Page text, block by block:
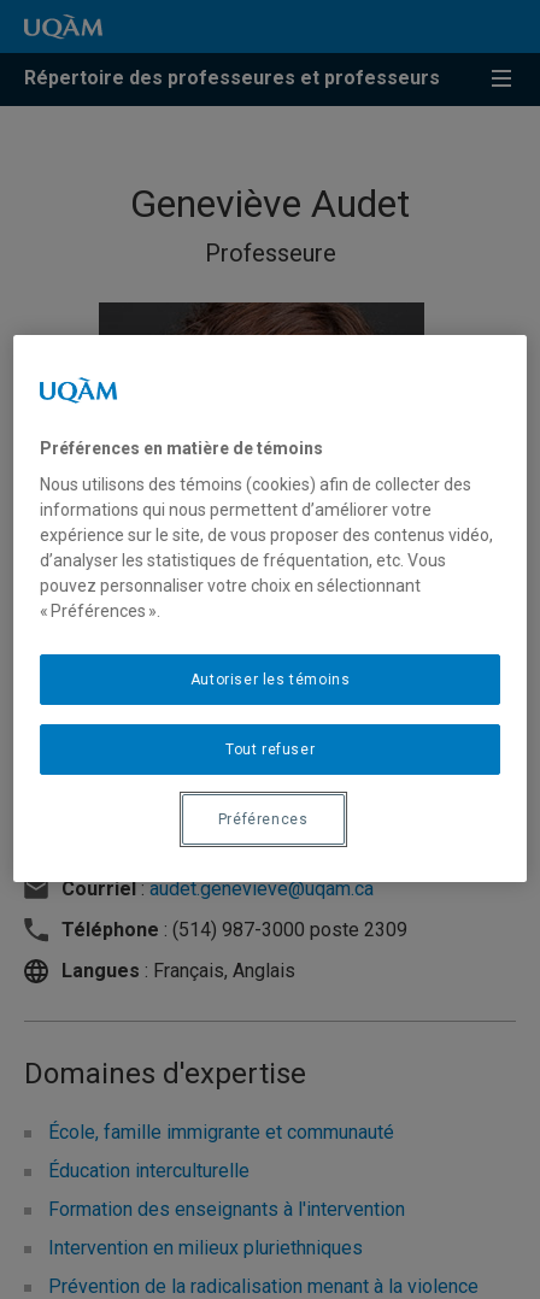
Répertoire des professeures et professeurs
Geneviève Audet
Professeure
Département d'éducation et formation
Courriel:audet.genevieve@uqam.ca
Téléphone : (514) 987-3000 poste 2309
Langues : Français, Anglais
Domaines d'expertise
École, famille immigrante et communauté
Éducation interculturelle
Formation des enseignants à l'intervention
Intervention en milieux pluriethniques
Prévention de la radicalisation menant à la violence
Préférences en matière de témoins
Nous utilisons des témoins (cookies) afin de collecter des
informations qui nous permettent d’améliorer votre
expérience sur le site, de vous proposer des contenus vidéo,
d’analyser les statistiques de fréquentation, etc. Vous
pouvez personnaliser votre choix en sélectionnant
« Préférences ».
Tout refuser
Autoriser les témoins
Préférences